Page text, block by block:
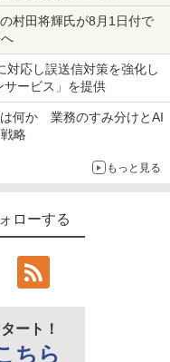
村田将輝氏が8月1日付で
対応し誤送信対策を強化し
サービス」を提供
何か 業務のすみ分けとAI
略
もっと見る
ローする
ート！
ちら